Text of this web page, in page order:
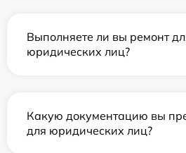
Выполняете ли вы ремонт
юридических лиц?
Какую документацию вы
для юридических лиц?